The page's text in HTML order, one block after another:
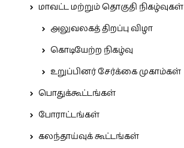
மாவட்ட மற்றும் தொகுதி நிகழ்வுகள்
அலுவலகத் திறப்பு விழா
கொடியேற்ற நிகழ்வு
உறுப்பினர் சேர்க்கை முகாம்கள்
பொதுக்கூட்டங்கள்
போராட்டங்கள்
கலந்தாய்வுக் கூட்டங்கள்